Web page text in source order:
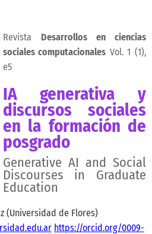
Revista Desarrollos en ciencias
sociales computacionales Vol. 1 (1),
e5
IA generativa y
discursos sociales
en la formación de
posgrado
Generative AI and Social
Discourses in Graduate
Education
(Universidad de Flores)
https://orcid.org/0009-